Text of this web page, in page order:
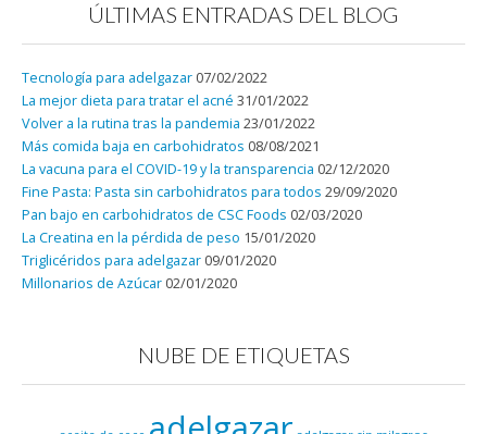
ÚLTIMAS ENTRADAS DEL BLOG
Tecnología para adelgazar 07/02/2022
La mejor dieta para tratar el acné 31/01/2022
Volver a la rutina tras la pandemia 23/01/2022
Más comida baja en carbohidratos 08/08/2021
La vacuna para el COVID-19 y la transparencia 02/12/2020
Fine Pasta: Pasta sin carbohidratos para todos 29/09/2020
Pan bajo en carbohidratos de CSC Foods 02/03/2020
La Creatina en la pérdida de peso 15/01/2020
Triglicéridos para adelgazar 09/01/2020
Millonarios de Azúcar 02/01/2020
NUBE DE ETIQUETAS